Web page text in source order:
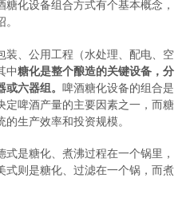
化设备组合方式有个基本概念，
装、公用工程（水处理、配电、空
中糖化是整个酿造的关键设备，分
六器组。 啤酒糖化设备的组合是
定啤酒产量的主要因素之一，而糖
生产效率和投资规模。
是糖化、煮沸过程在一个锅里，
式则是糖化、过滤在一个锅，而煮